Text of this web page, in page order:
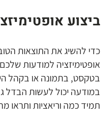
ביצוע
כדי להשיג את התוצאות
אופטימיזציה למודעות שלכם.
בטקסט, בתמונה או בקהל
במודעה יכול לעשות הבדל
תמיד כמה וריאציות ותראו